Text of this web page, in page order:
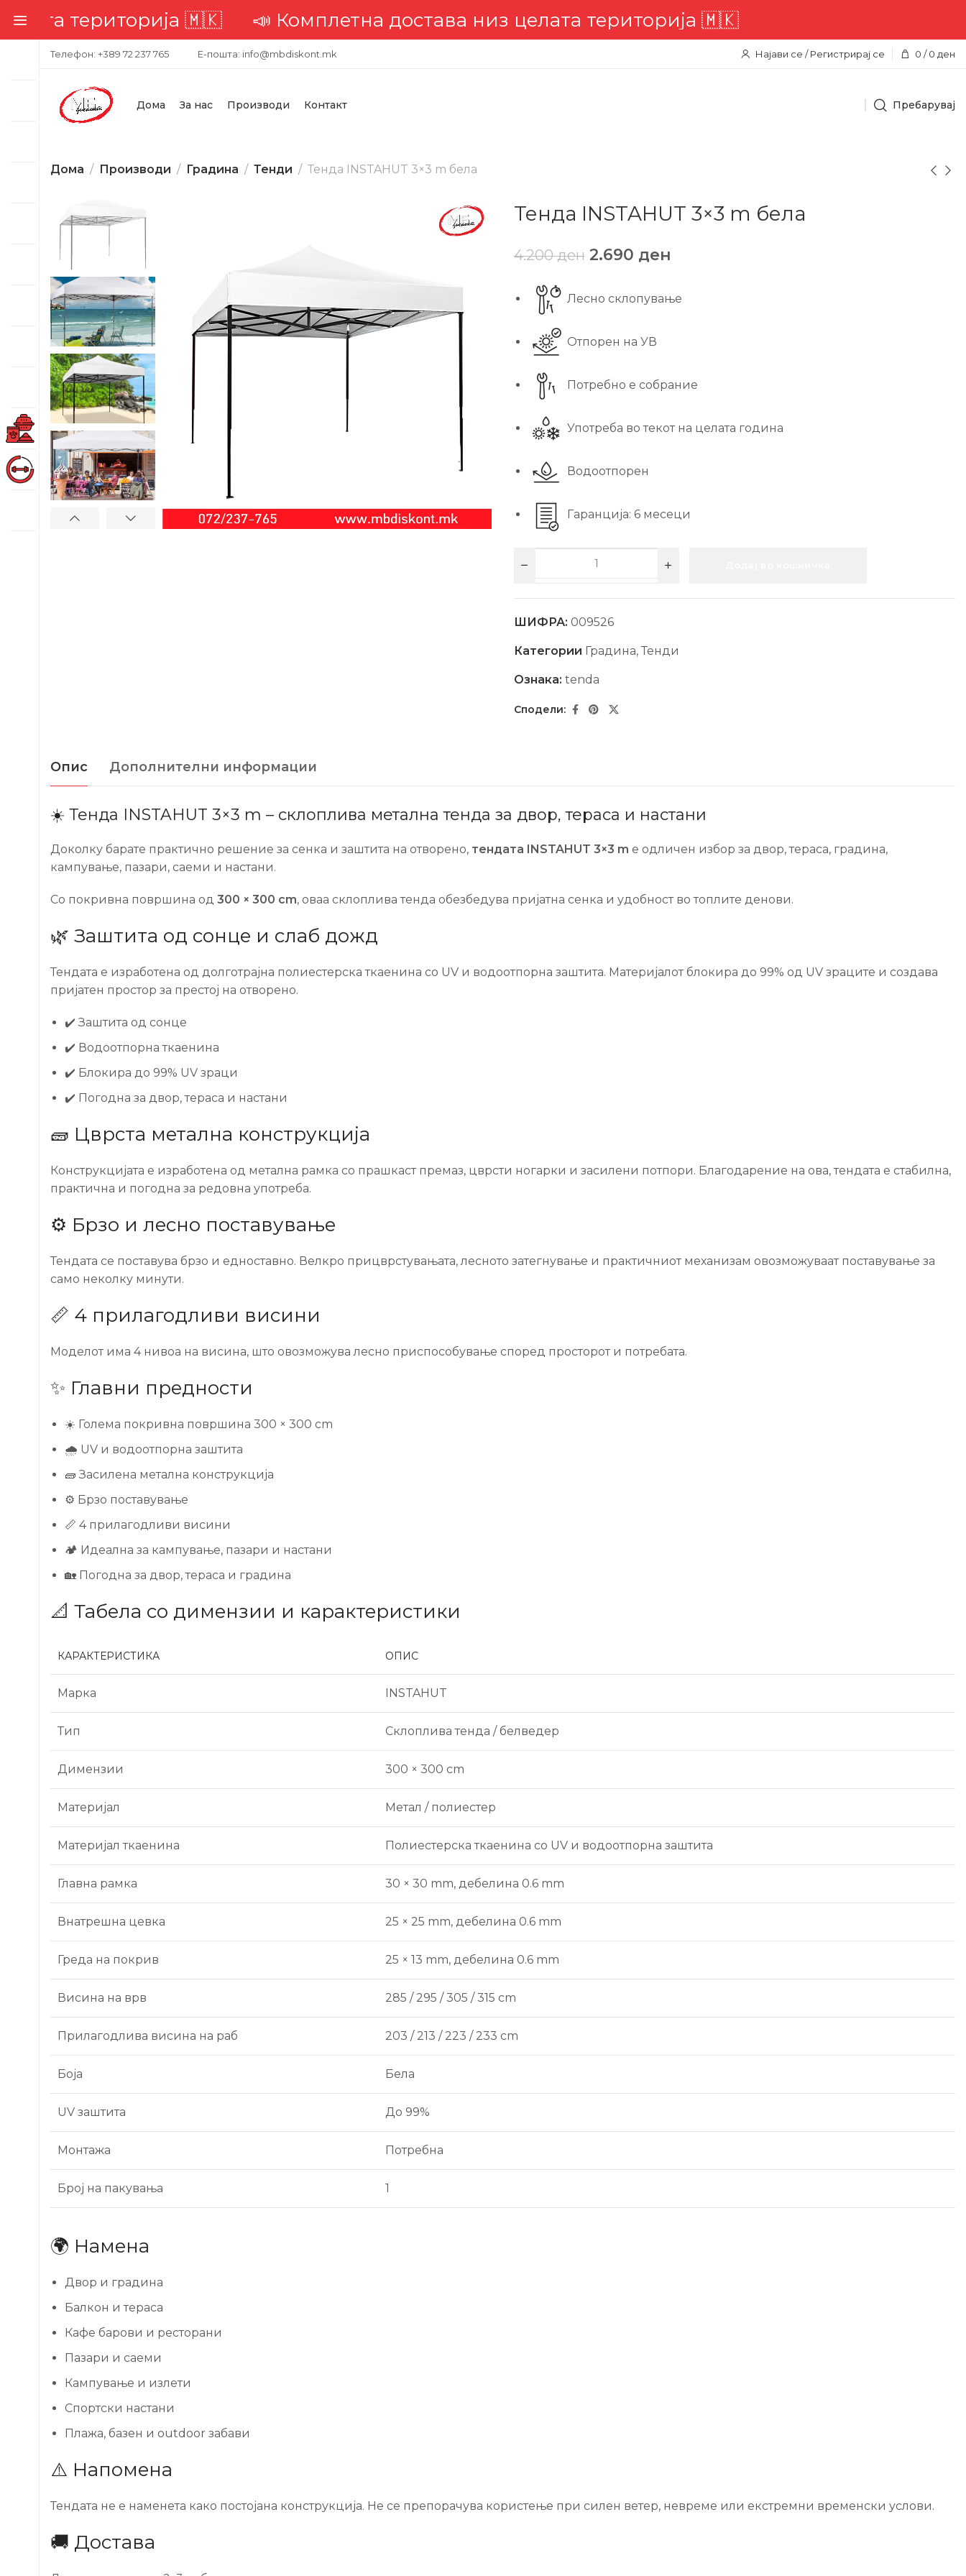
🇲🇰📣 Комплетна достава низ целата територија 🇲🇰
Телефон: +389 72 237 765 Е-пошта: info@mbdiskont.mk Најави се / Регистрирај се 0 / 0 ден
Дома За нас Производи Контакт Пребарувај
Дома Производи Градина Тенди Тенда INSTAHUT 3×3 m бела
Тенда INSTAHUT 3×3 m бела
4.200ден 2.690 ден
Лесно склопување
Отпорен на УВ
Потребно е собрание
Употреба во текот на целата година
Водоотпорен
Гаранција: 6 месеци
ШИФРА: 009526
Категории Градина, Тенди
Ознака: tenda
Опис Дополнителни информации
☀️ Тенда INSTAHUT 3×3 m – склоплива метална тенда за двор, тераса и настани
Доколку барате практично решение за сенка и заштита на отворено, тендата INSTAHUT 3×3 m е одличен избор за двор, тераса, градина,
кампување, пазари, саеми и настани.
Со покривна површина од 300 × 300 cm, оваа склоплива тенда обезбедува пријатна сенка и удобност во топлите денови.
🌿 Заштита од сонце и слаб дожд
Тендата е изработена од долготрајна полиестерска ткаенина со UV и водоотпорна заштита. Материјалот блокира до 99% од UV зраците и создава
пријатен простор за престој на отворено.
✔️ Заштита од сонце
✔️ Водоотпорна ткаенина
✔️ Блокира до 99% UV зраци
✔️ Погодна за двор, тераса и настани
🧱 Цврста метална конструкција
Конструкцијата е изработена од метална рамка со прашкаст премаз, цврсти ногарки и засилени потпори. Благодарение на ова, тендата е стабилна,
практична и погодна за редовна употреба.
⚙️ Брзо и лесно поставување
Тендата се поставува брзо и едноставно. Велкро прицврстувањата, лесното затегнување и практичниот механизам овозможуваат поставување за
само неколку минути.
📏 4 прилагодливи висини
Моделот има 4 нивоа на висина, што овозможува лесно приспособување според просторот и потребата.
✨ Главни предности
☀️ Голема покривна површина 300 × 300 cm
🌧️ UV и водоотпорна заштита
🧱 Засилена метална конструкција
⚙️ Брзо поставување
📏 4 прилагодливи висини
🏕️ Идеална за кампување, пазари и настани
🏡 Погодна за двор, тераса и градина
📐 Табела со димензии и карактеристики
КАРАКТЕРИСТИКА ОПИС
Марка INSTAHUT
Тип Склоплива тенда / белведер
Димензии 300 × 300 cm
Материјал Метал / полиестер
Материјал ткаенина Полиестерска ткаенина со UV и водоотпорна заштита
Главна рамка 30 × 30 mm, дебелина 0.6 mm
Внатрешна цевка 25 × 25 mm, дебелина 0.6 mm
Греда на покрив 25 × 13 mm, дебелина 0.6 mm
Висина на врв 285 / 295 / 305 / 315 cm
Прилагодлива висина на раб 203 / 213 / 223 / 233 cm
Боја Бела
UV заштита До 99%
Монтажа Потребна
Број на пакувања 1
🌍 Намена
Двор и градина
Балкон и тераса
Кафе барови и ресторани
Пазари и саеми
Кампување и излети
Спортски настани
Плажа, базен и outdoor забави
⚠️ Напомена
Тендата не е наменета како постојана конструкција. Не се препорачува користење при силен ветер, невреме или екстремни временски услови.
🚚 Достава